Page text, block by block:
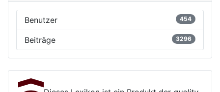
Benutzer 454
Beiträge 3296